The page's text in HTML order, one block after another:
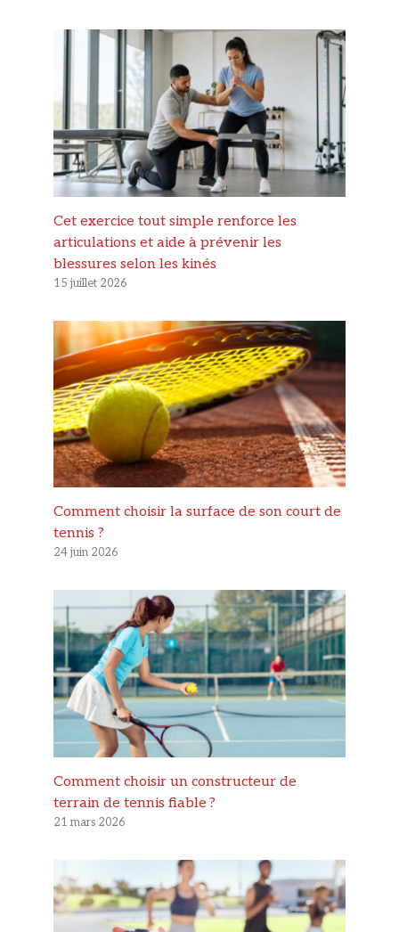
Cet exercice tout simple renforce les
articulations et aide à prévenir les
blessures selon les kinés
15 juillet 2026
Comment choisir la surface de son court de
tennis ?
24 juin 2026
Comment choisir un constructeur de
terrain de tennis fiable ?
21 mars 2026